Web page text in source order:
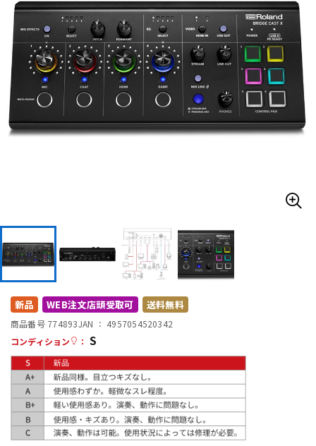
キーボード 電子ピアノ
管楽器 その他楽器
DTM オンライン納品 レコーディング機器
配信/ライブ機器
新品 WEB注文店頭受取可 送料無料
商品番号 774893JAN ： 4957054520342
コンディション
： S